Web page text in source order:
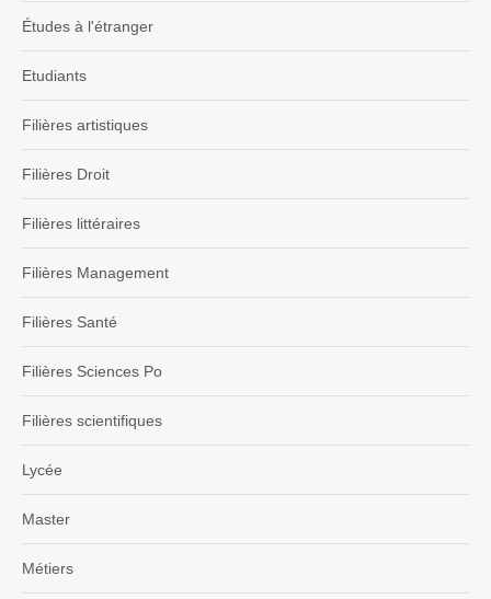
Études à l'étranger
Etudiants
Filières artistiques
Filières Droit
Filières littéraires
Filières Management
Filières Santé
Filières Sciences Po
Filières scientifiques
Lycée
Master
Métiers